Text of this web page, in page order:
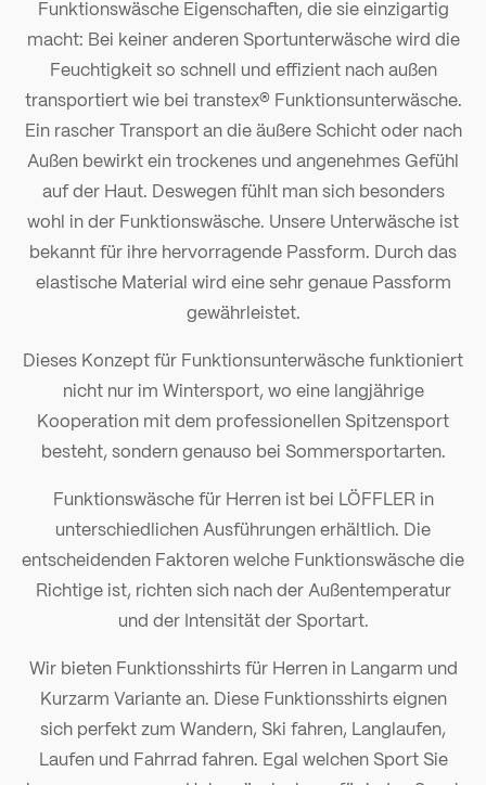
Funktionswäsche Eigenschaften, die sie einzigartig
macht: Bei keiner anderen Sportunterwäsche wird die
Feuchtigkeit so schnell und effizient nach außen
transportiert wie bei transtex® Funktionsunterwäsche.
Ein rascher Transport an die äußere Schicht oder nach
Außen bewirkt ein trockenes und angenehmes Gefühl
auf der Haut. Deswegen fühlt man sich besonders
wohl in der Funktionswäsche. Unsere Unterwäsche ist
bekannt für ihre hervorragende Passform. Durch das
elastische Material wird eine sehr genaue Passform
gewährleistet.
Dieses Konzept für Funktionsunterwäsche funktioniert
nicht nur im Wintersport, wo eine langjährige
Kooperation mit dem professionellen Spitzensport
besteht, sondern genauso bei Sommersportarten.
Funktionswäsche für Herren ist bei LÖFFLER in
unterschiedlichen Ausführungen erhältlich. Die
entscheidenden Faktoren welche Funktionswäsche die
Richtige ist, richten sich nach der Außentemperatur
und der Intensität der Sportart.
Wir bieten Funktionsshirts für Herren in Langarm und
Kurzarm Variante an. Diese Funktionsshirts eignen
sich perfekt zum Wandern, Ski fahren, Langlaufen,
Laufen und Fahrrad fahren. Egal welchen Sport Sie